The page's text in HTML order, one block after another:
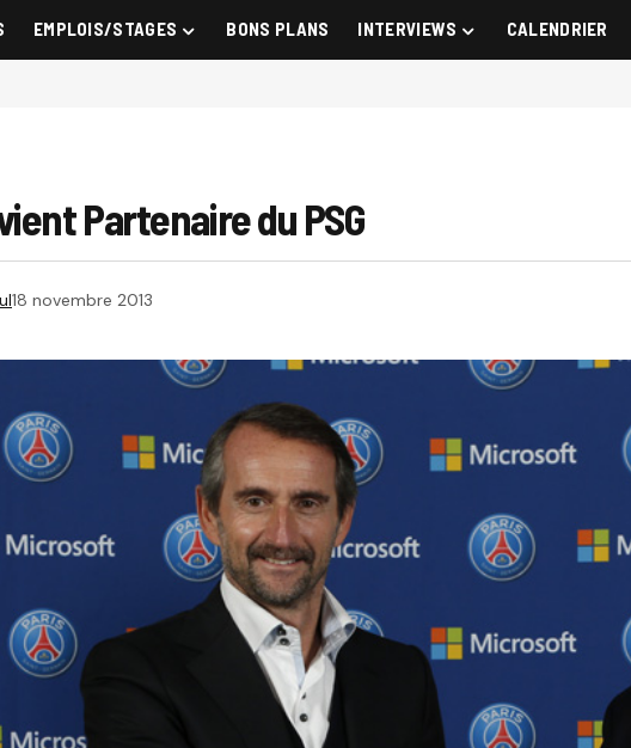
EMPLOIS/STAGES BONS PLANS INTERVIEWS CALENDRIER
Partenaire du PSG
18 novembre 2013